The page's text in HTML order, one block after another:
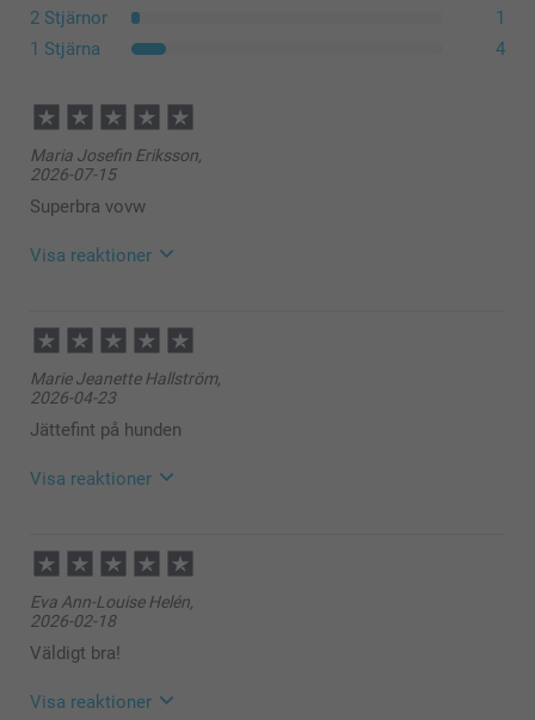
2 Stjärnor
1
1 Stjärna
4
Maria Josefin Eriksson,
2026-07-15
Superbra vovw
Visa reaktioner
11:37
Hej Maria,
Tack för ⭐️⭐️⭐⭐️⭐️! Det glädjer oss att du är nöjd med
din namnbricka till husdjur.
🩵-liga hälsningar
Helene @smartphoto
Marie Jeanette Hallström,
2026-04-23
Jättefint på hunden
Visa reaktioner
08:59
Hej!
Tusen tack för ditt fina omdöme och ⭐️⭐️⭐️⭐️⭐️. Vad
roligt att höra att du är nöjd med namnbrickan till din
hund 💕
Kirsi @smartphoto
Eva Ann-Louise Helén,
2026-02-18
Väldigt bra!
Visa reaktioner